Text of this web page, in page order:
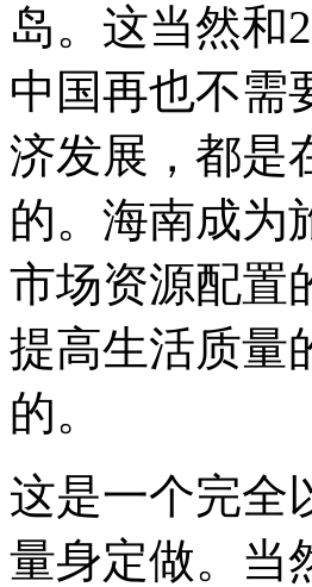
岛。这当然和
中国再也不需
济发展，都是
的。海南成为
市场资源配置
提高生活质量
的。
这是一个完全
量身定做。当